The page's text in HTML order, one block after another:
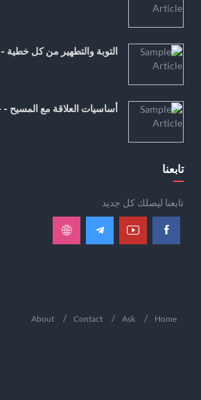
التوبة والتطهير من كل خطية -
أساسيات العلاقة مع المسيح -
تابعنا
تابعنا ليصلك كل جديد
Home
Ask
Contact
About